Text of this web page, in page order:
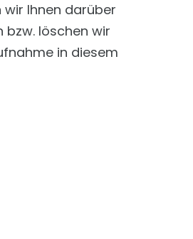
Ihnen darüber
bzw. löschen wir
in diesem